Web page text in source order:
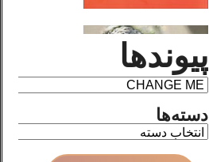
پیوندها
دسته‌ها